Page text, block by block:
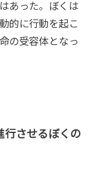
あった。ぼくは
的に行動を起こ
の受容体となっ
行させるぼくの